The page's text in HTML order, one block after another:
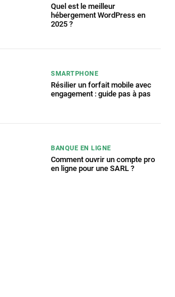
Quel est le meilleur
hébergement WordPress en
2025 ?
SMARTPHONE
Résilier un forfait mobile avec
engagement : guide pas à pas
BANQUE EN LIGNE
Comment ouvrir un compte pro
en ligne pour une SARL​ ?